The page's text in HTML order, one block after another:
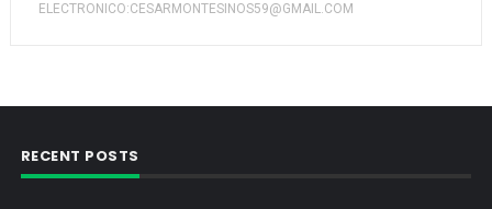
ELECTRONICO:CESARMONTESINOS59@GMAIL.COM
RECENT POSTS